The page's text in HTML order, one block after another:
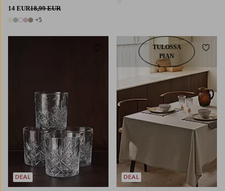
14 EUR18,99 EUR
10 värejä
+5
DEAL
Lisää suosikkeihinTULOSSA
PIAN
DEAL
145X180 145X250145X300